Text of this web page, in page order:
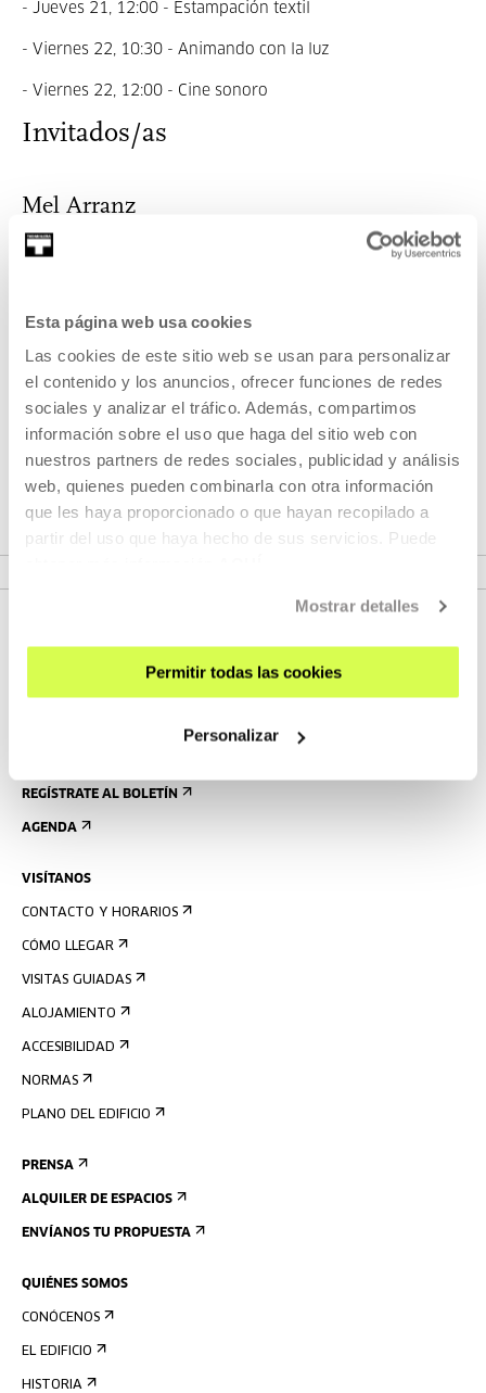
Esta página web usa cookies
Las cookies de este sitio web se usan para personalizar
el contenido y los anuncios, ofrecer funciones de redes
sociales y analizar el tráfico. Además, compartimos
información sobre el uso que haga del sitio web con
nuestros partners de redes sociales, publicidad y análisis
web, quienes pueden combinarla con otra información
que les haya proporcionado o que hayan recopilado a
partir del uso que haya hecho de sus servicios. Puede
Mostrar detalles
Permitir todas las cookies
Personalizar
- Jueves 21, 12:00 - Estampación textil
- Viernes 22, 10:30 - Animando con la luz
- Viernes 22, 12:00 - Cine sonoro
Invitados/as
Mel Arranz
(Vitoria-Gasteiz, 1998) Es graduada en Bellas Artes por la
MÁS INFORMACIÓN
Zorione Méndez Martín
Tengo muchas curiosidades, me gusta probar cosas de
distintos ámbitos. Estudié Bellas Artes y tam...
REGÍSTRATE AL BOLETÍN
AGENDA
VISÍTANOS
CONTACTO Y HORARIOS
CÓMO LLEGAR
VISITAS GUIADAS
ALOJAMIENTO
ACCESIBILIDAD
NORMAS
PLANO DEL EDIFICIO
PRENSA
ALQUILER DE ESPACIOS
ENVÍANOS TU PROPUESTA
QUIÉNES SOMOS
CONÓCENOS
EL EDIFICIO
HISTORIA